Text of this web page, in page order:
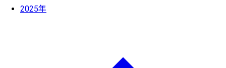
2025年